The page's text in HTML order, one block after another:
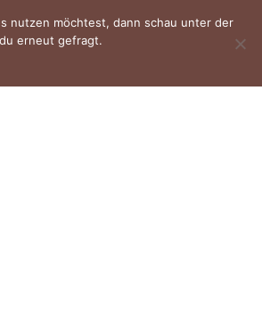
nutzen möchtest, dann schau unter der
erneut gefragt.